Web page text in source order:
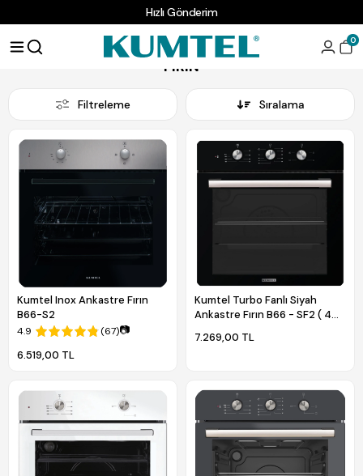
Hızlı Gönderim
0
Anasayfa MUTFAK GRUBU FIRIN
FIRIN
Filtreleme Sıralama
Kumtel Inox Ankastre Fırın
B66-S2
4.9 (67)📷
6.519,00 TL
Kumtel Turbo Fanlı Siyah
Ankastre Fırın B66 - SF2 ( 4
7.269,00 TL